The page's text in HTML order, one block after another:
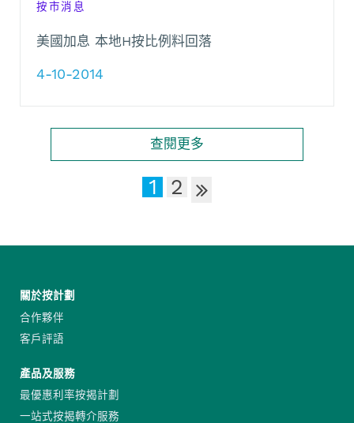
按市消息
美國加息 本地H按比例料回落
4-10-2014
查閱更多
1 2
關於按計劃
合作夥伴
客戶評語
產品及服務
最優惠利率按揭計劃
一站式按揭轉介服務